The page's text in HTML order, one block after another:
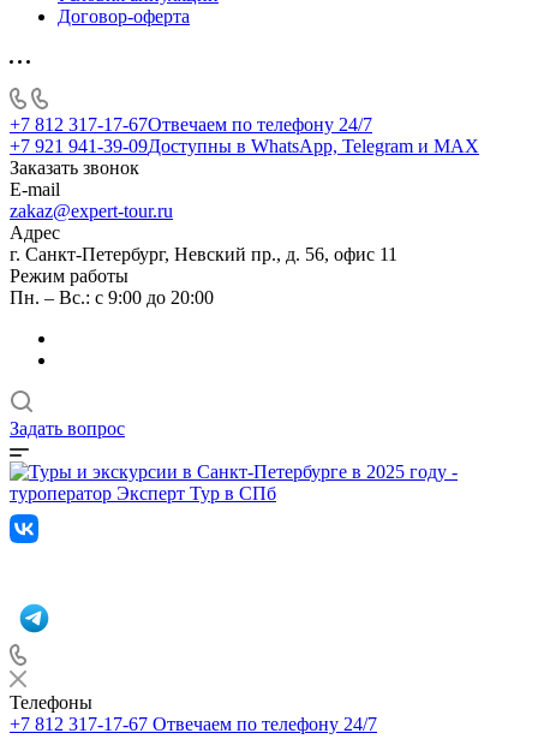
Договор-оферта
+7 812 317-17-67Отвечаем по телефону 24/7
+7 921 941-39-09Доступны в WhatsApp, Telegram и MAX
Заказать звонок
E-mail
zakaz@expert-tour.ru
Адрес
г. Санкт-Петербург, Невский пр., д. 56, офис 11
Режим работы
Пн. – Вс.: с 9:00 до 20:00
Задать вопрос
Телефоны
+7 812 317-17-67 Отвечаем по телефону 24/7